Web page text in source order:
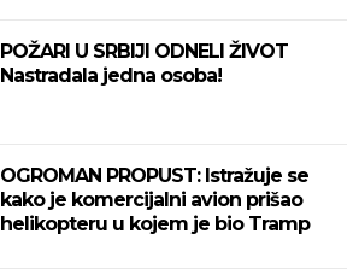
POŽARI U SRBIJI ODNELI ŽIVOT
Nastradala jedna osoba!
OGROMAN PROPUST: Istražuje se
kako je komercijalni avion prišao
helikopteru u kojem je bio Tramp